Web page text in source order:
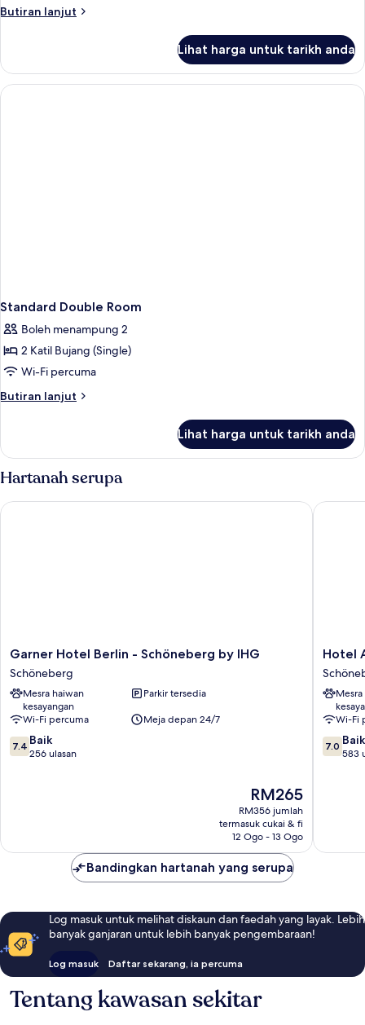
Butiran lanjut
Butiran
Keluarga
Lihat harga untuk tarikh anda
Standard Double Room
Boleh menampung 2
2 Katil Bujang (Single)
Wi-Fi percuma
Butiran lanjut
Butiran
Double
Room
Lihat harga untuk tarikh anda
Hartanah serupa
Garner
Hotel
Berlin
-
Schöneberg
by
IHG
Schöneberg
Garner Hotel Berlin - Schöneberg by IHG
Schöneberg
Mesra haiwan
kesayangan
Parkir tersedia
Wi-Fi percuma
Meja depan 24/7
7.4
daripada
7.4 Baik
256 ulasan
Harga
ialah
RM265
RM265
RM356 jumlah
termasuk cukai & fi
12 Ogo - 13 Ogo
Garner Hotel Berlin - Schöneberg by IHG
Hotel
Berlin
City
Hotel
Wi-Fi
7.0
7.0 Baik
583
Hotel
Bandingkan hartanah yang serupa
Log masuk untuk melihat diskaun dan faedah yang layak. Lebih
banyak ganjaran untuk lebih banyak pengembaraan!
Log masuk Daftar sekarang, ia percuma
Tentang kawasan sekitar